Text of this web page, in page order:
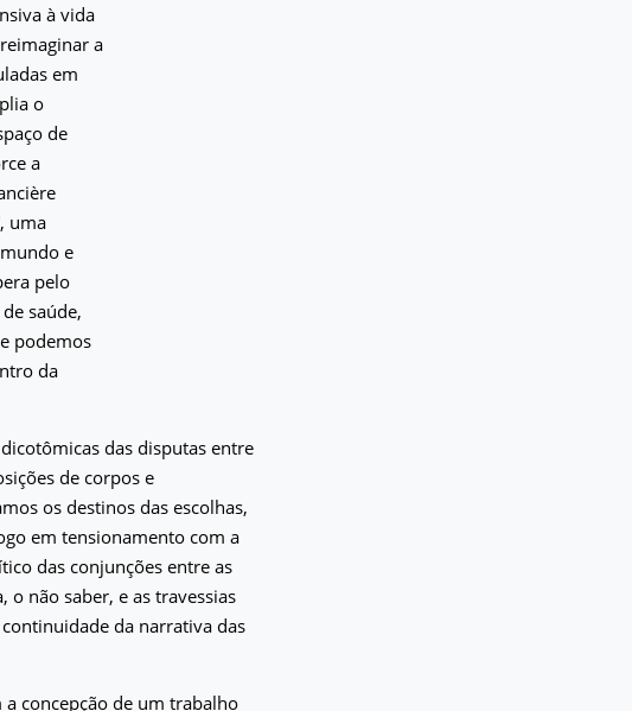
à vida
a
em
o
de
a
uma
e
pelo
saúde,
podemos
da
das disputas entre
de corpos e
os destinos das escolhas,
em tensionamento com a
das conjunções entre as
não saber, e as travessias
da narrativa das
concepção de um trabalho